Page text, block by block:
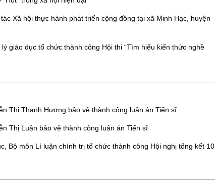
Xã hội thực hành phát triển cộng đồng tại xã Minh Hạc, huyện
giáo dục tổ chức thành công Hội thi “Tìm hiểu kiến thức nghề
Thị Thanh Hương bảo vệ thành công luận án Tiến sĩ
Thị Luận bảo vệ thành công luận án Tiến sĩ
Bộ môn Lí luận chính trị tổ chức thành công Hội nghị tổng kết 10